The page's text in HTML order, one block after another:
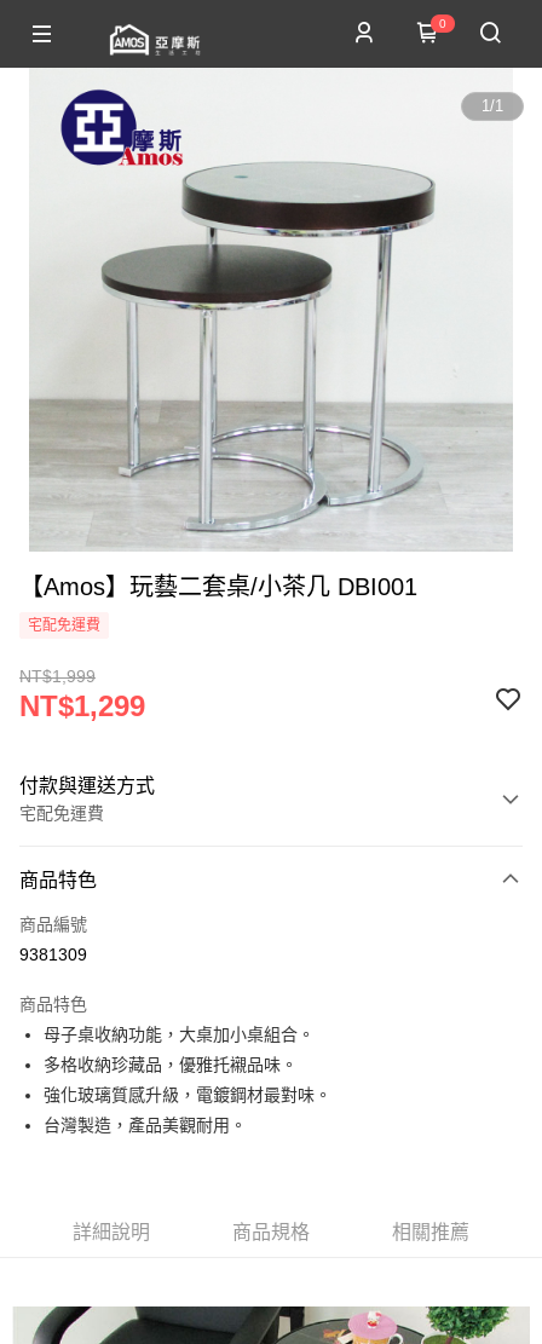
0
1/1
【Amos】玩藝二套桌/小茶几 DBI001
宅配免運費
NT$1,999
NT$1,299
付款與運送方式
宅配免運費
信用卡一次付款
LINE Pay
全盈+PAY
ATM付款
運送方式
商品特色
商品編號
9381309
商品特色
母子桌收納功能，大桌加小桌組合。
多格收納珍藏品，優雅托襯品味。
強化玻璃質感升級，電鍍鋼材最對味。
台灣製造，產品美觀耐用。
詳細說明 商品規格 相關推薦